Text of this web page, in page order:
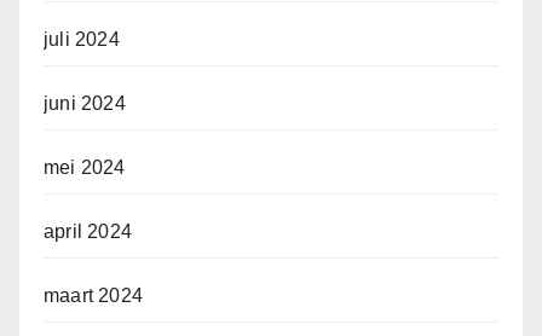
juli 2024
juni 2024
mei 2024
april 2024
maart 2024